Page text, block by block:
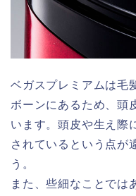
ベガスプレミアムは毛
ボーンにあるため、頭
います。頭皮や生え際
されているという点が
う。
また、些細なことでは